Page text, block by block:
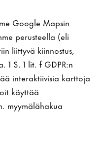
Google Mapsin
perusteella (eli
liittyvä kiinnostus,
S. 1 lit. f GDPR:n
interaktiivisia karttoja
käyttää
myymälähakua